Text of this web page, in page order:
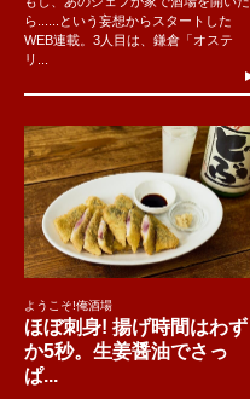
ら......という妄想からスタートした
WEB連載。3人目は、鎌倉「オステ
リ...
ようこそ!俺酒場
ほぼ刺身! 揚げ時間はわず
か5秒。生姜醤油でさっ
ぱ...